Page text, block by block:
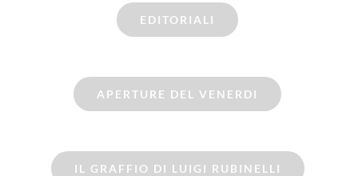
EDITORIALI
APERTURE DEL VENERDI
IL GRAFFIO DI LUIGI RUBINELLI